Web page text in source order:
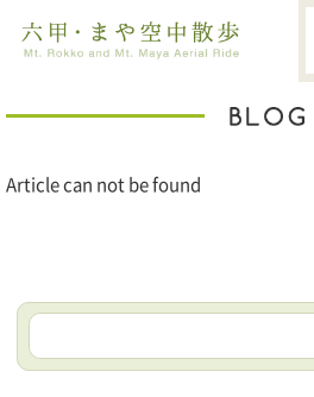
Article can not be found